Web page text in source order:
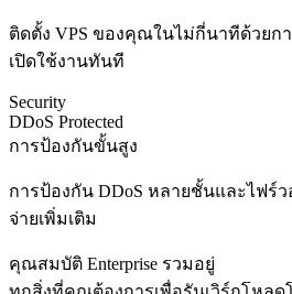
ติดตั้ง VPS ของคุณในไม่กี่นาทีด้วยก
เปิดใช้งานทันที
Security
DDoS Protected
การป้องกันขั้นสูง
การป้องกัน DDoS หลายชั้นและไฟร์
จ่ายเพิ่มเติม
คุณสมบัติ Enterprise รวมอยู่